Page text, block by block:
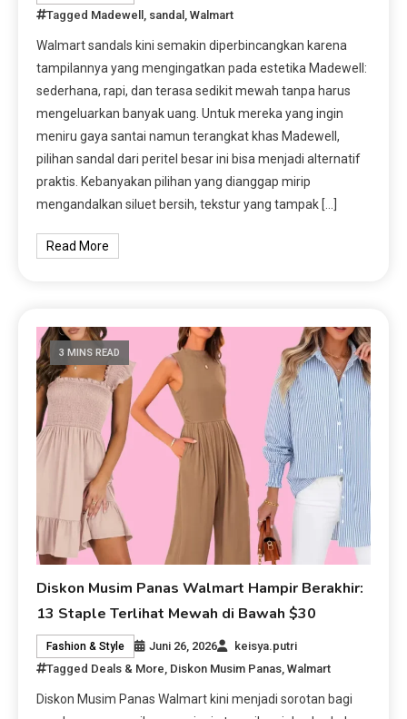
Tagged Madewell sandal ,Walmart
Walmart sandals kini semakin diperbincangkan karena
tampilannya yang mengingatkan pada estetika Madewell:
sederhana, rapi, dan terasa sedikit mewah tanpa harus
mengeluarkan banyak uang. Untuk mereka yang ingin
meniru gaya santai namun terangkat khas Madewell,
pilihan sandal dari peritel besar ini bisa menjadi alternatif
praktis. Kebanyakan pilihan yang dianggap mirip
mengandalkan siluet bersih, tekstur yang tampak […]
Read More
3 MINS READ
Diskon Musim Panas Walmart Hampir Berakhir:
13 Staple Terlihat Mewah di Bawah $30
Fashion & Style Juni 26, 2026
keisya.putri
Tagged Deals & More Diskon Musim Panas ,Walmart
Diskon Musim Panas Walmart kini menjadi sorotan bagi